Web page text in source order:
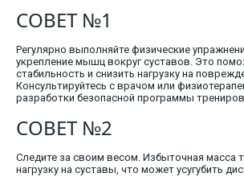
СОВЕТ №1
Регулярно выполняйте физические
укрепление мышц вокруг суставов. Это
стабильность и снизить нагрузку на
Консультируйтесь с врачом или
разработки безопасной программы
СОВЕТ №2
Следите за своим весом. Избыточная масса
нагрузку на суставы, что может усугубить